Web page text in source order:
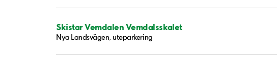
Skistar Vemdalen Vemdalsskalet
Nya Landsvägen, uteparkering